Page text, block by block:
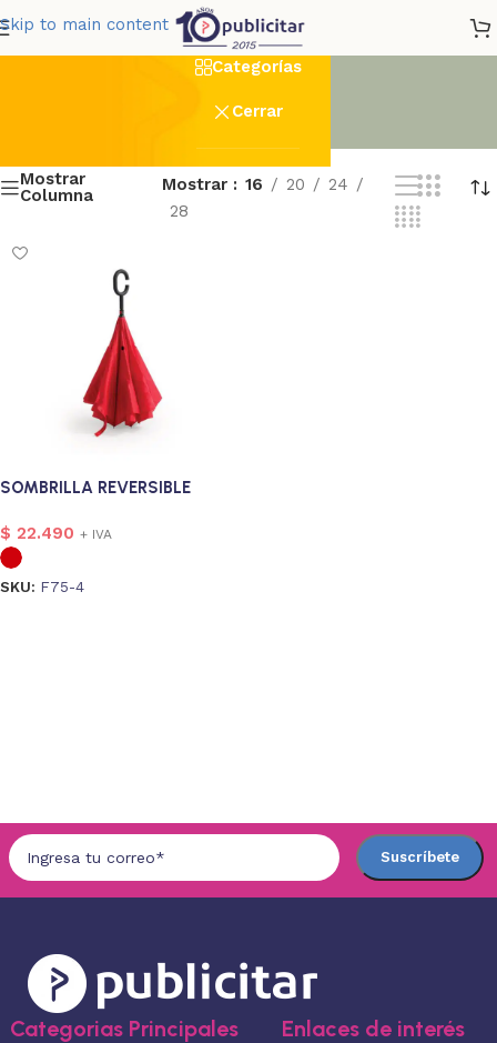
Skip to main contentreversible
Categorías
Cerrar
Mostrar
Columna
Mostrar 16 20
24
28
SOMBRILLA REVERSIBLE
$ 22.490 + IVA
SKU: F75-4
Categorias Principales Enlaces de interés